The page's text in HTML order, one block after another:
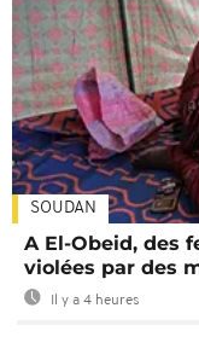
SOUDAN
A El-Obeid, des
violées par des
Il y a 4 heures